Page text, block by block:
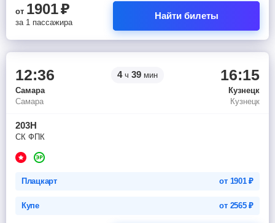
от 1901₽
за 1 пассажира
Найти билеты
12:36 4ч 39 мин 16:15
Самара
Кузнецк
Самара
Кузнецк
203Н
СК ФПК
Плацкарт от 1901₽
Купе от 2565₽